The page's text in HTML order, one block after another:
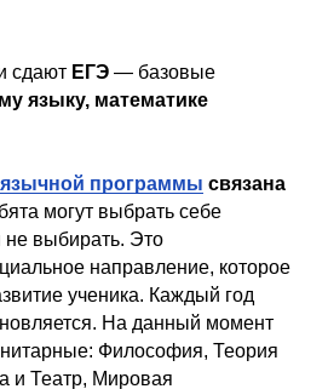
сдают ЕГЭ — базовые
языку, математике
программы связана
могут выбрать себе
не выбирать. Это
направление, которое
ученика. Каждый год
На данный момент
Философия, Теория
и Театр, Мировая